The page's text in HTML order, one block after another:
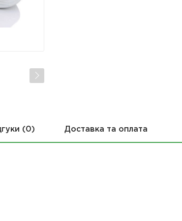
(0) Доставка та оплата